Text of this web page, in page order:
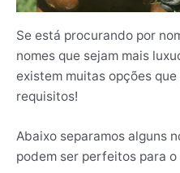
Se está procurando por
nomes que sejam mais
existem muitas opções
requisitos!
Abaixo separamos alguns
podem ser perfeitos para